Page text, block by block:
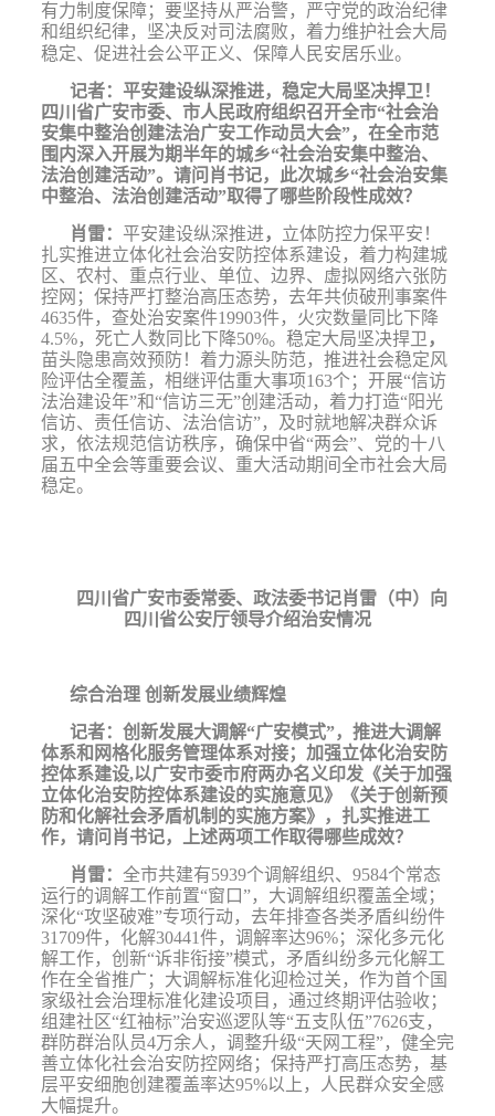
有力制度保障；要坚持从严治警，严守党的政治纪律
和组织纪律，坚决反对司法腐败，着力维护社会大局
稳定、促进社会公平正义、保障人民安居乐业。
记者： 平安建设纵深推进，稳定大局坚决捍卫！
四川省广安市委、市人民政府组织召开全市“社会治
安集中整治创建法治广安工作动员大会”，在全市范
围内深入开展为期半年的城乡“社会治安集中整治、
法治创建活动”。请问肖书记，此次城乡“社会治安集
中整治、法治创建活动”取得了哪些阶段性成效？
肖雷： 平安建设纵深推进， 立体防控力保平安！
扎实推进立体化社会治安防控体系建设，着力构建城
区、农村、重点行业、单位、边界、虚拟网络六张防
控网；保持严打整治高压态势，去年共侦破刑事案件
4635件，查处治安案件19903件，火灾数量同比下降
4.5%，死亡人数同比下降50%。稳定大局坚决捍卫 ，
苗头隐患高效预防！着力源头防范，推进社会稳定风
险评估全覆盖，相继评估重大事项163个；开展“信访
法治建设年”和“信访三无”创建活动，着力打造“阳光
信访、责任信访、法治信访”，及时就地解决群众诉
求，依法规范信访秩序，确保中省“两会”、党的十八
届五中全会等重要会议、重大活动期间全市社会大局
稳定。
四川省广安市委常委、政法委书记肖雷（中）向
四川省公安厅领导介绍治安情况
综合治理 创新发展业绩辉煌
记者： 创新发展大调解“广安模式”，推进大调解
体系和网格化服务管理体系对接；加强立体化治安防
控体系建设,以广安市委市府两办名义印发《关于加强
立体化治安防控体系建设的实施意见》《关于创新预
防和化解社会矛盾机制的实施方案》，扎实推进工
作，请问肖书记，上述两项工作取得哪些成效？
肖雷： 全市共建有5939个调解组织、 9584个常态
运行的调解工作前置“窗口”，大调解组织覆盖全域；
深化“攻坚破难”专项行动，去年排查各类矛盾纠纷件
31709件，化解30441件，调解率达96%；深化多元化
解工作，创新“诉非衔接”模式，矛盾纠纷多元化解工
作在全省推广；大调解标准化迎检过关，作为首个国
家级社会治理标准化建设项目，通过终期评估验收；
组建社区“红袖标”治安巡逻队等“五支队伍”7626支，
群防群治队员4万余人，调整升级“天网工程”，健全完
善立体化社会治安防控网络；保持严打高压态势，基
层平安细胞创建覆盖率达95%以上，人民群众安全感
大幅提升。